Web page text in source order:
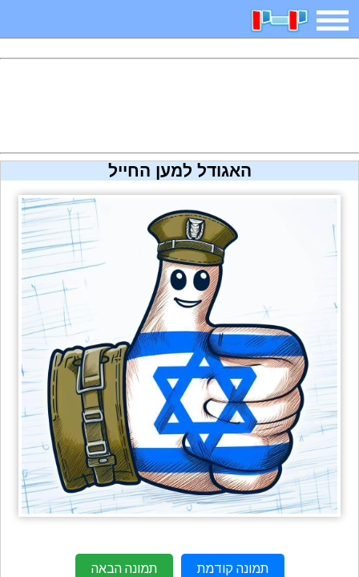
משחקים בדיחות חידות חיפוש
איש תלוי מדריכים מצא הבדלים
משחקי בנות אשליות צביעה אונליין
מתכונים טריוויה מגניבים חדשים
האגודל למען החייל
תמונה קודמת תמונה הבאה